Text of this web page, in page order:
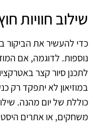
שילוב חוויות
כדי להעשיר את הביקור
נוספות. לדוגמה, אם
לתכנן סיור קצר
במוזיאון לא יתפקד רק
כוללת של יום מהנה.
משחקים, או אתרים